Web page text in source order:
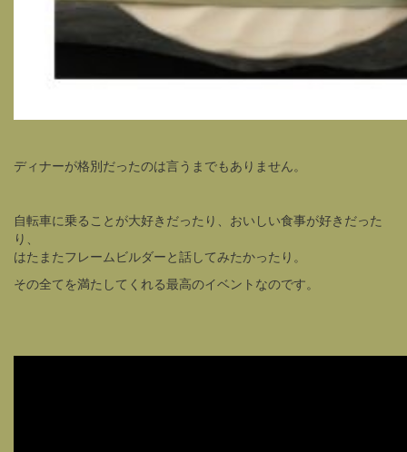
ディナーが格別だったのは言うまでもありません。
自転車に乗ることが大好きだったり、おいしい食事が好きだった
り、
はたまたフレームビルダーと話してみたかったり。
その全てを満たしてくれる最高のイベントなのです。